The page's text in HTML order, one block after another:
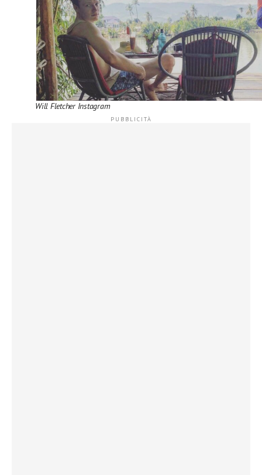
Will Fletcher Instagram